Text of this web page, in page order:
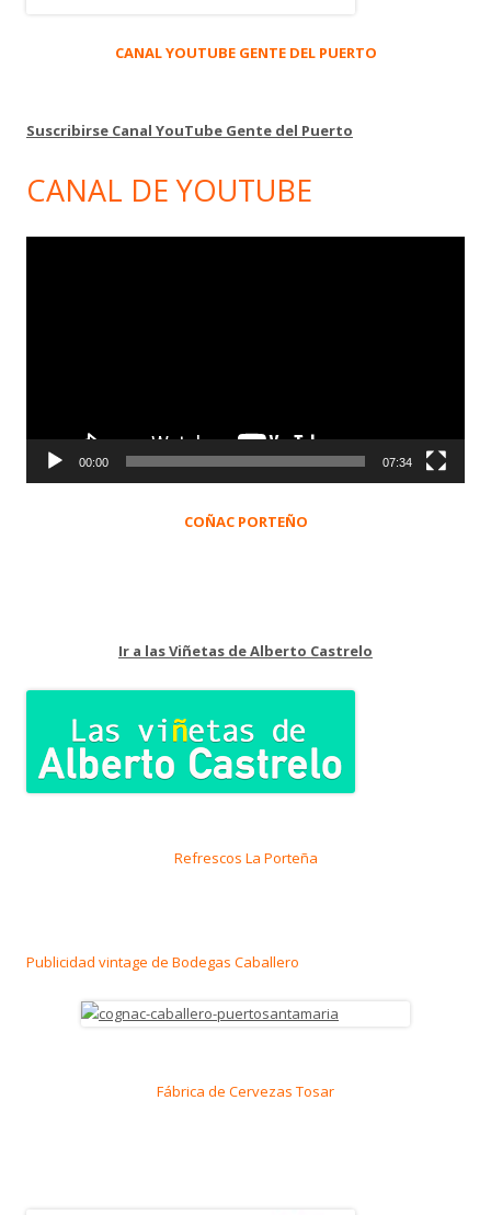
CANAL YOUTUBE GENTE DEL PUERTO
Suscribirse Canal YouTube Gente del Puerto
CANAL DE YOUTUBE
00:00 07:34
COÑAC PORTEÑO
Ir a las Viñetas de Alberto Castrelo
Refrescos La Porteña
Publicidad vintage de Bodegas Caballero
Fábrica de Cervezas Tosar